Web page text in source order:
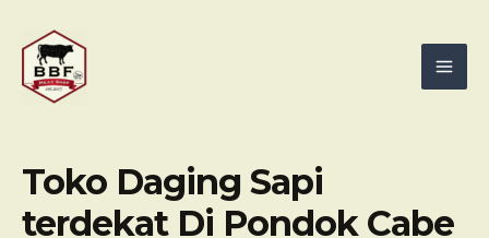
content
Toko Daging Sapi
terdekat Di Pondok Cabe